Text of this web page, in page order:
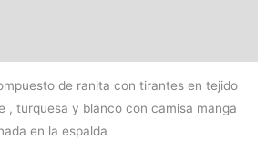
de ranita con tirantes en tejido
, turquesa y blanco con camisa manga
en la espalda